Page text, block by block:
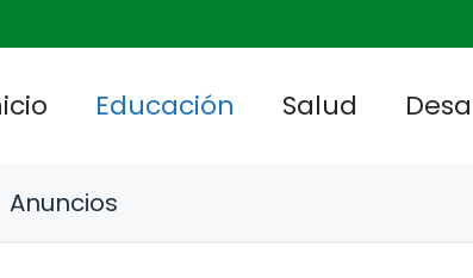
Educación Salud
Anuncios